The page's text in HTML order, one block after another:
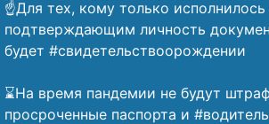
☝️Для тех, кому только исполнилось
подтверждающим личность
будет #свидетельствоорождении
⌛На время пандемии не будут
просроченные паспорта и